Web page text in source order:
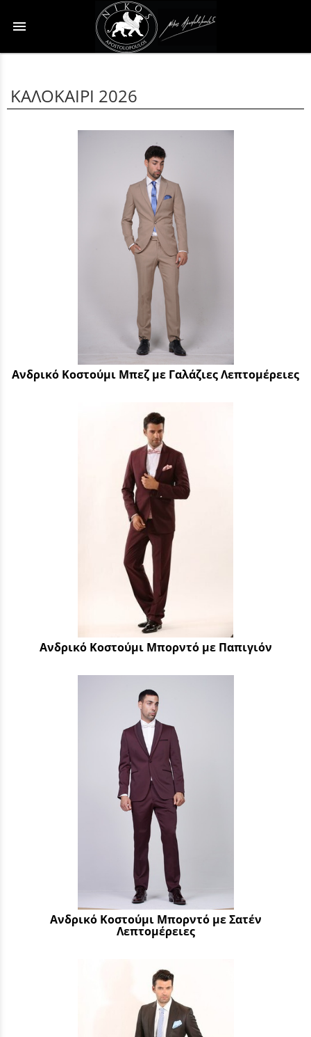
menu
ΚΑΛΟΚΑΙΡΙ 2026
Ανδρικό Κοστούμι Μπεζ με Γαλάζιες Λεπτομέρειες
Ανδρικό Κοστούμι Μπορντό με Παπιγιόν
Ανδρικό Κοστούμι Μπορντό με Σατέν
Λεπτομέρειες